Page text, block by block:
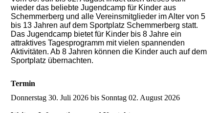
wieder das beliebte Jugendcamp für Kinder aus
Schemmerberg und alle Vereinsmitglieder im Alter von 5
bis 13 Jahren auf dem Sportplatz Schemmerberg statt.
Das Jugendcamp bietet für Kinder bis 8 Jahre ein
attraktives Tagesprogramm mit vielen spannenden
Aktivitäten. Ab 8 Jahren können die Kinder auch auf dem
Sportplatz übernachten.
Termin
Donnerstag 30. Juli 2026 bis Sonntag 02. August 2026